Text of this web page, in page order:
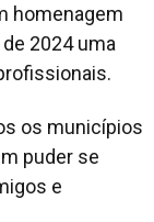
homenagem
2024 uma
os municípios
puder se
e